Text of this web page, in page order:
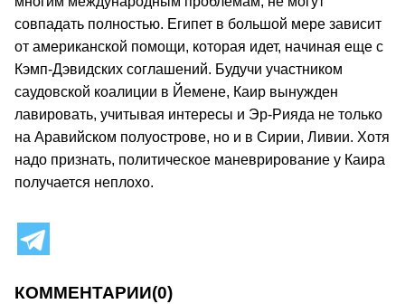
совпадать полностью. Египет в большой мере зависит
от американской помощи, которая идет, начиная еще с
Кэмп-Дэвидских соглашений. Будучи участником
саудовской коалиции в Йемене, Каир вынужден
лавировать, учитывая интересы и Эр-Рияда не только
на Аравийском полуострове, но и в Сирии, Ливии. Хотя
надо признать, политическое маневрирование у Каира
получается неплохо.
КОММЕНТАРИИ(0)